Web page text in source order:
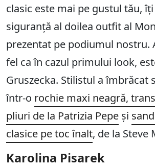
clasic este mai pe gustul tău,
siguranță al doilea outfit al
prezentat pe podiumul nostru.
fel ca în cazul primului look,
Gruszecka. Stilistul a îmbrăcat
într-o rochie maxi neagră,
pliuri de la Patrizia Pepe și
clasice pe toc înalt, de la Steve
Karolina Pisarek